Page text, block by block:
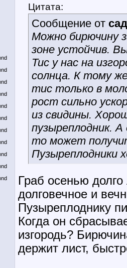
Цитата:
Сообщение от
Можно бирючину
зоне устойчив.
Тис у нас на
солнца. К тому
тис только в
рост сильно
из свидины.
пузыреплодник. А
то может
Пузыреплодники
Граб осенью
долговечное и
Пузыреплоднику
Когда он
изгородь?
держит лист,